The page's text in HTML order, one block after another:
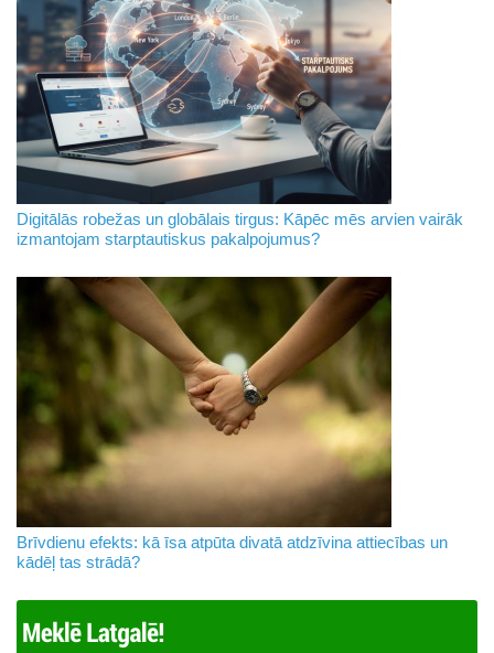
Digitālās robežas un globālais tirgus: Kāpēc mēs arvien vairāk
izmantojam starptautiskus pakalpojumus?
Brīvdienu efekts: kā īsa atpūta divatā atdzīvina attiecības un
kādēļ tas strādā?